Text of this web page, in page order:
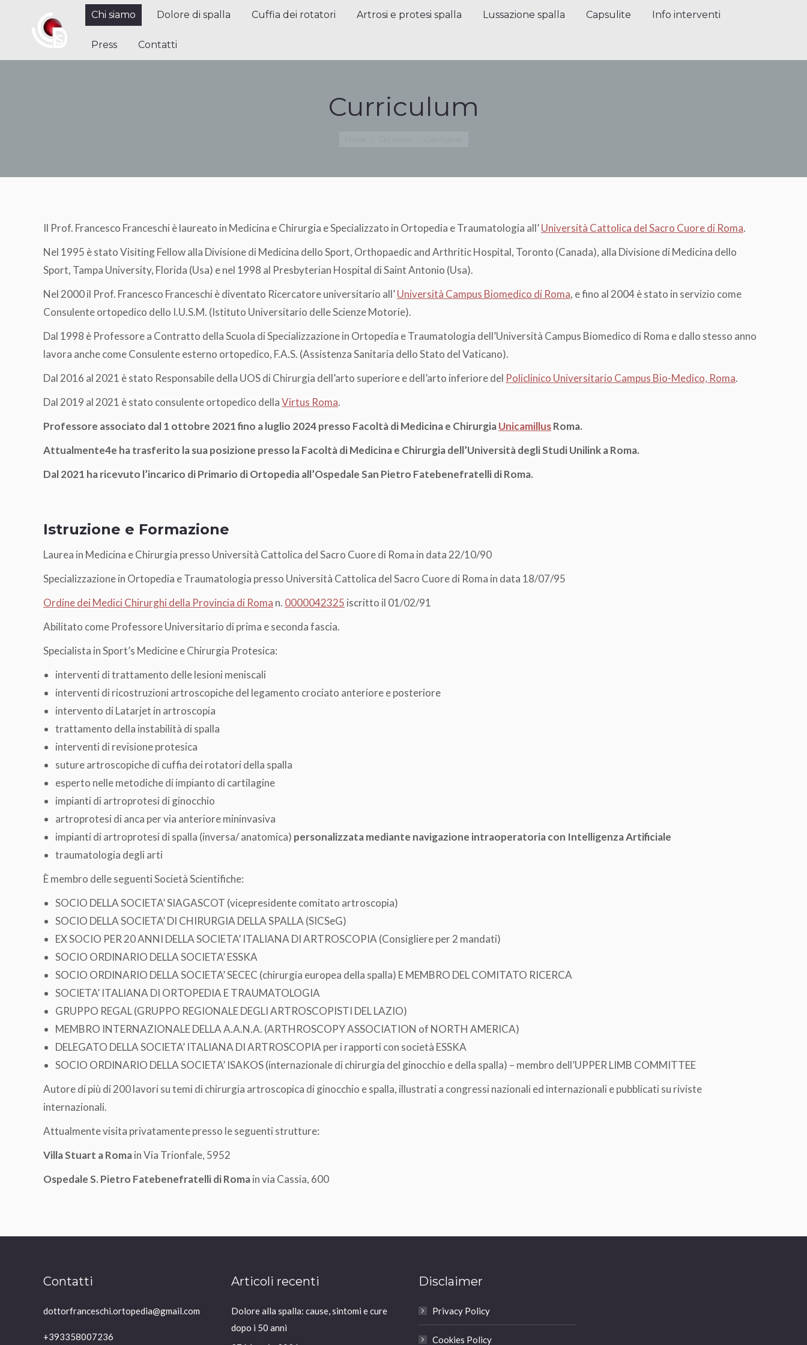
Chi siamo Dolore di spalla Cuffia dei rotatori Artrosi e protesi spalla Lussazione spalla Capsulite Info interventi
Press Contatti
Curriculum
Il Prof. Francesco Franceschi è laureato in Medicina e Chirurgia e Specializzato in Ortopedia e Traumatologia all’Università Cattolica del Sacro Cuore di Roma.
Nel 1995 è stato Visiting Fellow alla Divisione di Medicina dello Sport, Orthopaedic and Arthritic Hospital, Toronto (Canada), alla Divisione di Medicina dello
Sport, Tampa University, Florida (Usa) e nel 1998 al Presbyterian Hospital di Saint Antonio (Usa).
Nel 2000 il Prof. Francesco Franceschi è diventato Ricercatore universitario all’Università Campus Biomedico di Roma, e fino al 2004 è stato in servizio come
Consulente ortopedico dello I.U.S.M. (Istituto Universitario delle Scienze Motorie).
Dal 1998 è Professore a Contratto della Scuola di Specializzazione in Ortopedia e Traumatologia dell’Università Campus Biomedico di Roma e dallo stesso anno
lavora anche come Consulente esterno ortopedico, F.A.S. (Assistenza Sanitaria dello Stato del Vaticano).
Dal 2016 al 2021 è stato Responsabile della UOS di Chirurgia dell’arto superiore e dell’arto inferiore del Policlinico Universitario Campus Bio-Medico, Roma.
Dal 2019 al 2021 è stato consulente ortopedico dellaVirtus Roma.
Professore associato dal 1 ottobre 2021 fino a luglio 2024 presso Facoltà di Medicina e ChirurgiaUnicamillusRoma.
Attualmente4e ha trasferito la sua posizione presso la Facoltà di Medicina e Chirurgia dell’Università degli Studi Unilink a Roma.
Dal 2021 ha ricevuto l’incarico di Primario di Ortopedia all’Ospedale San Pietro Fatebenefratellidi Roma.
Istruzione e Formazione
Laurea in Medicina e Chirurgia presso Università Cattolica del Sacro Cuore di Roma in data 22/10/90
Specializzazione in Ortopedia e Traumatologia presso Università Cattolica del Sacro Cuore di Roma in data 18/07/95
Ordine dei Medici Chirurghi della Provincia di Roma n. 0000042325 iscritto il 01/02/91
Abilitato come Professore Universitario di prima e seconda fascia.
Specialista in Sport’s Medicine e Chirurgia Protesica:
interventi di trattamento delle lesioni meniscali
interventi di ricostruzioni artroscopiche del legamento crociato anteriore e posteriore
intervento di Latarjet in artroscopia
trattamento della instabilità di spalla
interventi di revisione protesica
suture artroscopiche di cuffia dei rotatori della spalla
esperto nelle metodiche di impianto di cartilagine
impianti di artroprotesi di ginocchio
artroprotesi di anca per via anteriore mininvasiva
impianti di artroprotesi di spalla (inversa/ anatomica) personalizzata mediante navigazione intraoperatoria con Intelligenza Artificiale
traumatologia degli arti
È membro delle seguenti Società Scientifiche:
SOCIO DELLA SOCIETA’ SIAGASCOT (vicepresidente comitato artroscopia)
SOCIO DELLA SOCIETA’ DI CHIRURGIA DELLA SPALLA (SICSeG)
EX SOCIO PER 20 ANNI DELLA SOCIETA’ ITALIANA DI ARTROSCOPIA (Consigliere per 2 mandati)
SOCIO ORDINARIO DELLA SOCIETA’ ESSKA
SOCIO ORDINARIO DELLA SOCIETA’ SECEC (chirurgia europea della spalla) E MEMBRO DEL COMITATO RICERCA
SOCIETA’ ITALIANA DI ORTOPEDIA E TRAUMATOLOGIA
GRUPPO REGAL (GRUPPO REGIONALE DEGLI ARTROSCOPISTI DEL LAZIO)
MEMBRO INTERNAZIONALE DELLA A.A.N.A. (ARTHROSCOPY ASSOCIATION of NORTH AMERICA)
DELEGATO DELLA SOCIETA’ ITALIANA DI ARTROSCOPIA per i rapporti con società ESSKA
SOCIO ORDINARIO DELLA SOCIETA’ ISAKOS (internazionale di chirurgia del ginocchio e della spalla) – membro dell’UPPER LIMB COMMITTEE
Autore di più di 200 lavori su temi di chirurgia artroscopica di ginocchio e spalla, illustrati a congressi nazionali ed internazionali e pubblicati su riviste
internazionali.
Attualmente visita privatamente presso le seguenti strutture:
Villa Stuart a Romain Via Trionfale, 5952
Ospedale S. Pietro Fatebenefratelli di Romain via Cassia, 600
Contatti
dottorfranceschi.ortopedia@gmail.com
+393358007236
Articoli recenti
Dolore alla spalla: cause, sintomi e cure
dopo i 50 anni
Disclaimer
Privacy Policy
Cookies Policy
Chi siamo Dolore di spalla Cuffia dei rotatori Artrosi e protesi spalla Lussazione spalla Capsulite Info interventi